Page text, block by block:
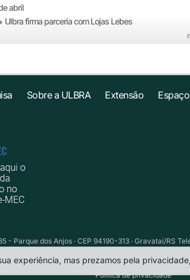
abril
Ulbra firma parceria com Lojas Lebes
Sobre a ULBRA Extensão
- Parque dos Anjos · CEP 94190-313 · Gravataí/RS
Política de privacidade
experiência, mas prezamos pela